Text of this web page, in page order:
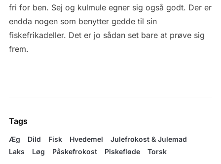
fri for ben. Sej og kulmule egner sig også godt. Der er
endda nogen som benytter gedde til sin
fiskefrikadeller. Det er jo sådan set bare at prøve sig
frem.
Tags
Æg Dild Fisk Hvedemel
Julefrokost & Julemad
Laks
Løg Påskefrokost Piskefløde Torsk